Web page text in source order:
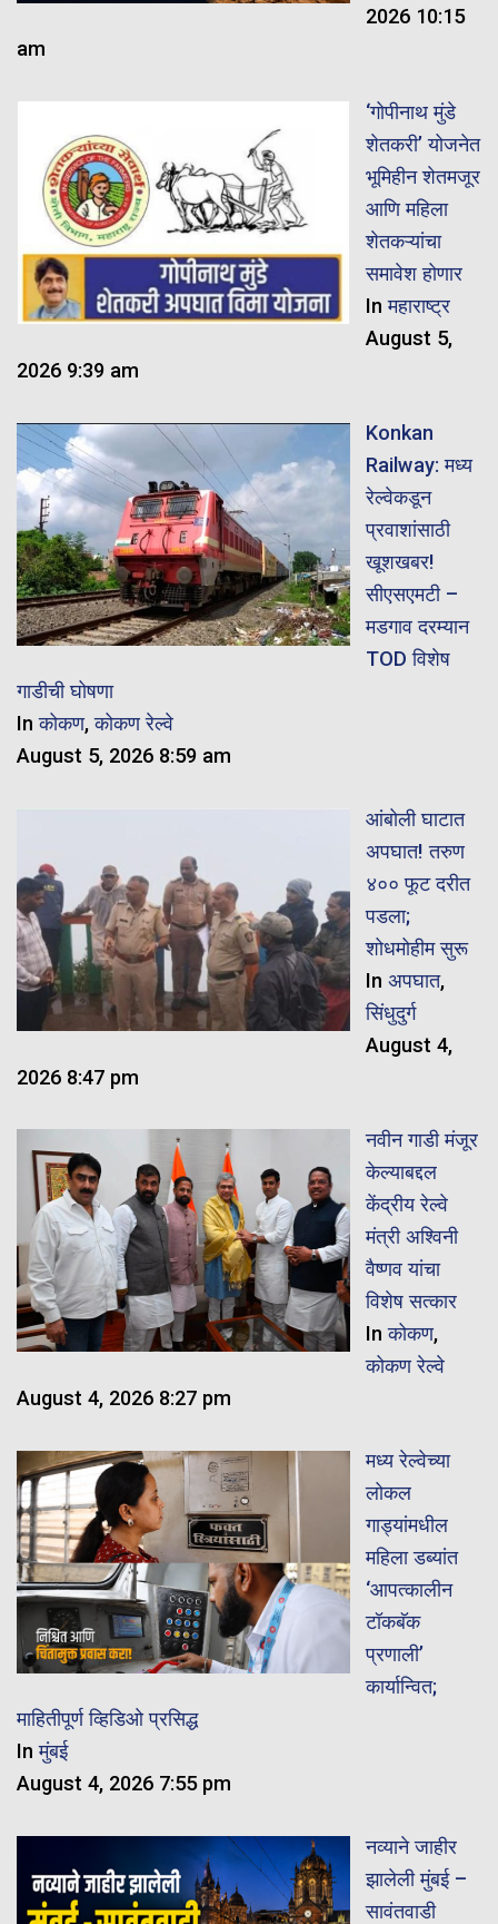
2026 10:15
am
‘गोपीनाथ मुंडे
शेतकरी’ योजनेत
भूमिहीन शेतमजूर
आणि महिला
शेतकऱ्यांचा
समावेश होणार
Inमहाराष्ट्र
August 5,
2026 9:39 am
Konkan
Railway: मध्य
रेल्वेकडून
प्रवाशांसाठी
खूशखबर!
सीएसएमटी –
मडगाव दरम्यान
TOD विशेष
गाडीची घोषणा
Inकोकण,कोकण रेल्वे
August 5, 2026 8:59 am
आंबोली घाटात
अपघात! तरुण
४०० फूट दरीत
पडला;
शोधमोहीम सुरू
In अपघात,
सिंधुदुर्ग
August 4,
2026 8:47 pm
नवीन गाडी मंजूर
केल्याबद्दल
केंद्रीय रेल्वे
मंत्री अश्विनी
वैष्णव यांचा
विशेष सत्कार
Inकोकण,
कोकण रेल्वे
August 4, 2026 8:27 pm
मध्य रेल्वेच्या
लोकल
गाड्यांमधील
महिला डब्यांत
‘आपत्कालीन
टॉकबॅक
प्रणाली’
कार्यान्वित;
माहितीपूर्ण व्हिडिओ प्रसिद्ध
Inमुंबई
August 4, 2026 7:55 pm
नव्याने जाहीर
झालेली मुंबई –
सावंतवाडी